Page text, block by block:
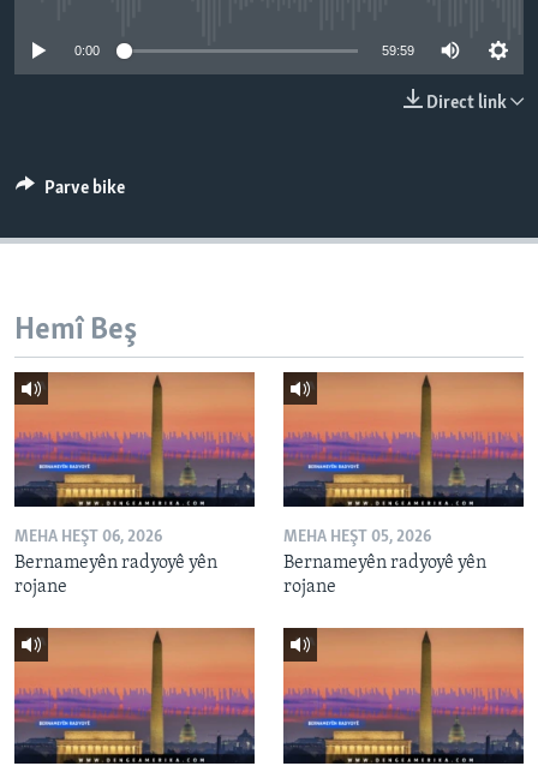
SERNIVÎS
Learning English
FOLLOW US
Zimanên Din
0:00 59:59
Direct link
Parve bike
Hemî Beş
MEHA HEŞT 06, 2026
Bernameyên radyoyê yên
rojane
MEHA HEŞT 05, 2026
Bernameyên radyoyê yên
rojane